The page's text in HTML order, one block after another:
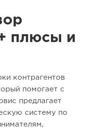
плюсы и
контрагентов
помогает с
предлагает
систему по